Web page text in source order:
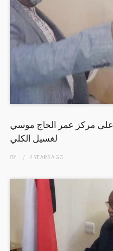
على مركز عمر الحاج موسي
لغسيل الكلي
BY 4 YEARSAGO